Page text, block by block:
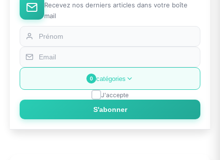
Recevez nos derniers articles dans votre boîte
mail
0 catégories
J'accepte
S'abonner